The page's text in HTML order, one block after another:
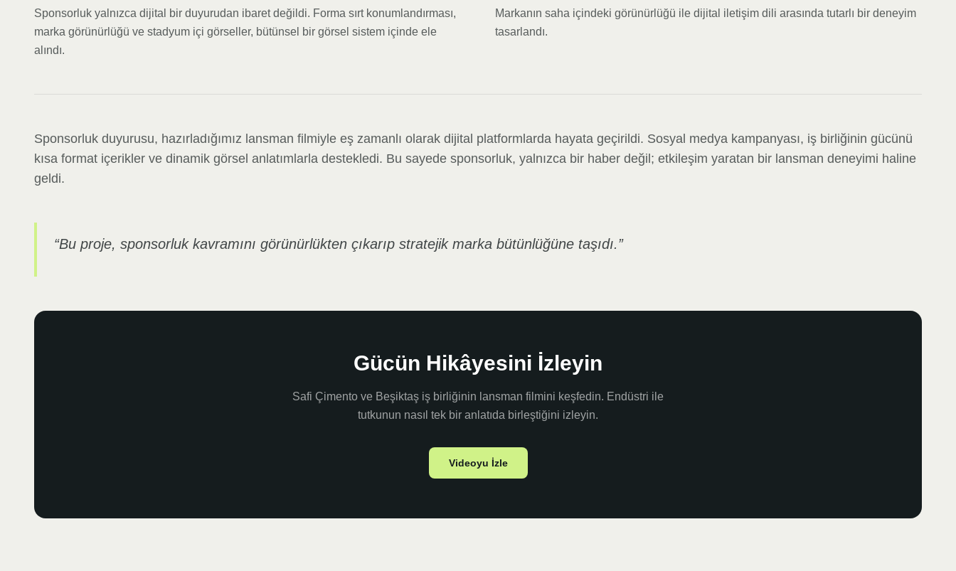
Sponsorluk yalnızca dijital bir duyurudan ibaret değildi. Forma sırt konumlandırması,
marka görünürlüğü ve stadyum içi görseller, bütünsel bir görsel sistem içinde ele
alındı.
Markanın saha içindeki görünürlüğü ile dijital iletişim dili arasında tutarlı bir deneyim
tasarlandı.
Sponsorluk duyurusu, hazırladığımız lansman filmiyle eş zamanlı olarak dijital platformlarda hayata geçirildi. Sosyal medya kampanyası, iş birliğinin gücünü
kısa format içerikler ve dinamik görsel anlatımlarla destekledi. Bu sayede sponsorluk, yalnızca bir haber değil; etkileşim yaratan bir lansman deneyimi haline
geldi.
“Bu proje, sponsorluk kavramını görünürlükten çıkarıp stratejik marka bütünlüğüne taşıdı.”
Gücün Hikâyesini İzleyin
Safi Çimento ve Beşiktaş iş birliğinin lansman filmini keşfedin. Endüstri ile
tutkunun nasıl tek bir anlatıda birleştiğini izleyin.
Videoyu İzle